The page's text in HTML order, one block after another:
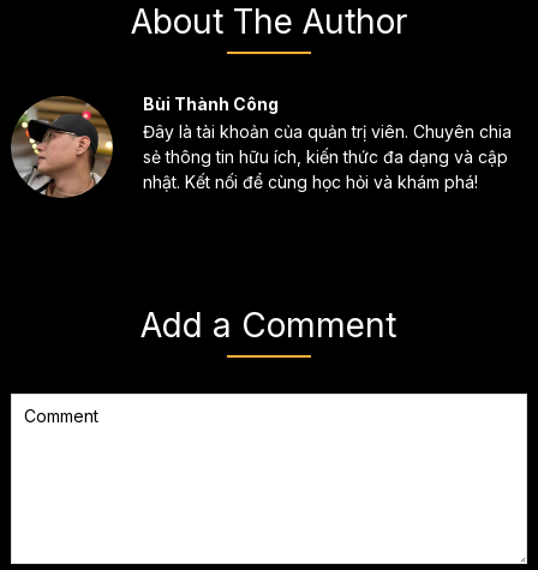
About The Author
Bùi Thành Công
Đây là tài khoản của quản trị viên. Chuyên chia
sẻ thông tin hữu ích, kiến thức đa dạng và cập
nhật. Kết nối để cùng học hỏi và khám phá!
Add a Comment